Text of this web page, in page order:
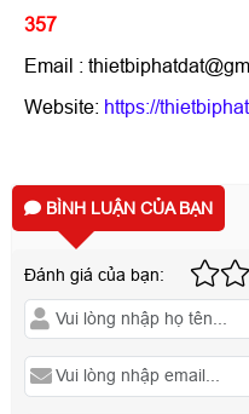
357
Email :
Website: https://
BÌNH LUẬN CỦA BẠN
Đánh giá của bạn: